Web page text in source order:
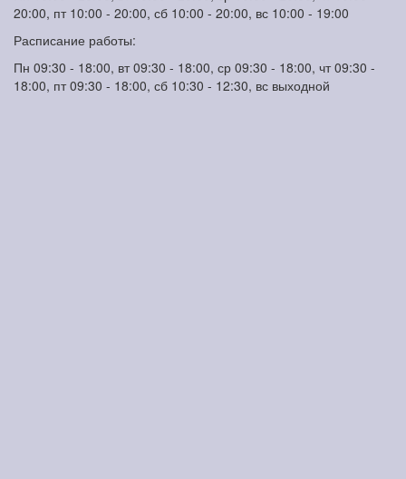
20:00, пт 10:00 - 20:00, сб 10:00 - 20:00, вс 10:00 - 19:00
Расписание работы:
Пн 09:30 - 18:00, вт 09:30 - 18:00, ср 09:30 - 18:00, чт 09:30 -
18:00, пт 09:30 - 18:00, сб 10:30 - 12:30, вс выходной